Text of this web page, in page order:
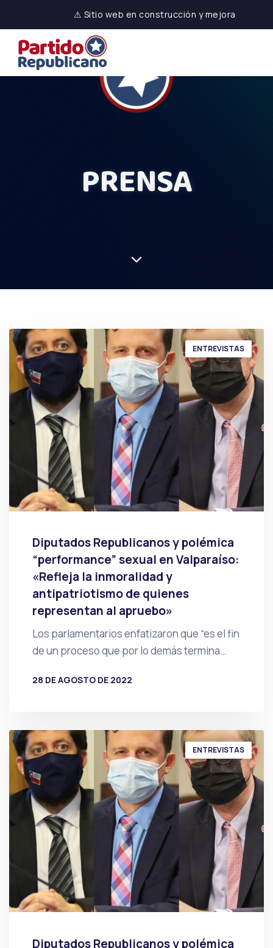
⚠ Sitio web en construcción y mejora
PRENSA
ENTREVISTAS
Diputados Republicanos y polémica
“performance” sexual en Valparaíso:
«Refleja la inmoralidad y
antipatriotismo de quienes
representan al apruebo»
Los parlamentarios enfatizaron que “es el fin
de un proceso que por lo demás termina…
28 DE AGOSTO DE 2022
ENTREVISTAS
Diputados Republicanos y polémica